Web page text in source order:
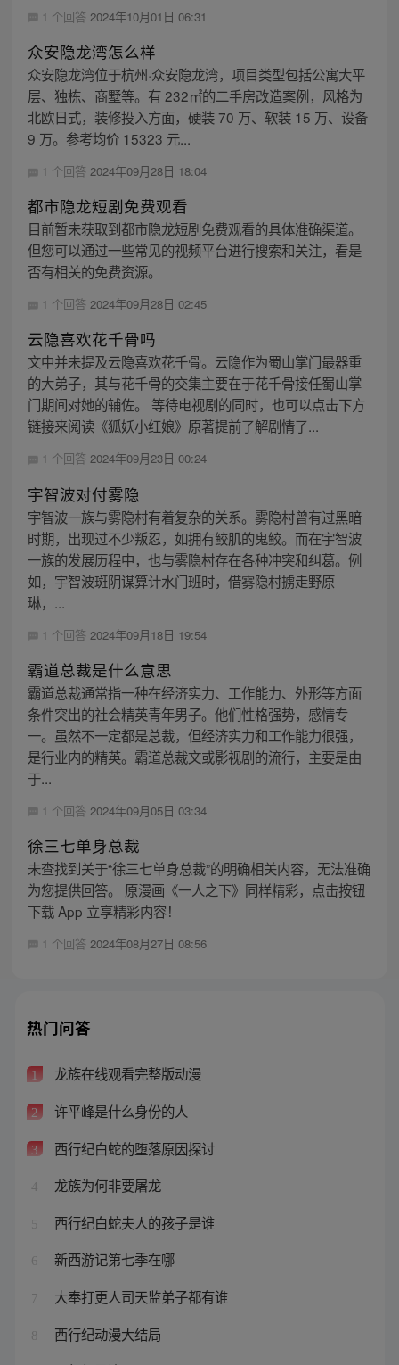
1 个回答 2024年10月01日 06:31
众安隐龙湾怎么样
众安隐龙湾位于杭州·众安隐龙湾，项目类型包括公寓大平
层、独栋、商墅等。有 232㎡的二手房改造案例，风格为
北欧日式，装修投入方面，硬装 70 万、软装 15 万、设备
9 万。参考均价 15323 元...
1 个回答 2024年09月28日 18:04
都市隐龙短剧免费观看
目前暂未获取到都市隐龙短剧免费观看的具体准确渠道。
但您可以通过一些常见的视频平台进行搜索和关注，看是
否有相关的免费资源。
1 个回答 2024年09月28日 02:45
云隐喜欢花千骨吗
文中并未提及云隐喜欢花千骨。云隐作为蜀山掌门最器重
的大弟子，其与花千骨的交集主要在于花千骨接任蜀山掌
门期间对她的辅佐。 等待电视剧的同时，也可以点击下方
链接来阅读《狐妖小红娘》原著提前了解剧情了...
1 个回答 2024年09月23日 00:24
宇智波对付雾隐
宇智波一族与雾隐村有着复杂的关系。雾隐村曾有过黑暗
时期，出现过不少叛忍，如拥有鲛肌的鬼鲛。而在宇智波
一族的发展历程中，也与雾隐村存在各种冲突和纠葛。例
如，宇智波斑阴谋算计水门班时，借雾隐村掳走野原
琳，...
1 个回答 2024年09月18日 19:54
霸道总裁是什么意思
霸道总裁通常指一种在经济实力、工作能力、外形等方面
条件突出的社会精英青年男子。他们性格强势，感情专
一。虽然不一定都是总裁，但经济实力和工作能力很强，
是行业内的精英。霸道总裁文或影视剧的流行，主要是由
于...
1 个回答 2024年09月05日 03:34
徐三七单身总裁
未查找到关于“徐三七单身总裁”的明确相关内容，无法准确
为您提供回答。 原漫画《一人之下》同样精彩，点击按钮
下载 App 立享精彩内容！
1 个回答 2024年08月27日 08:56
热门问答
1 龙族在线观看完整版动漫
2 许平峰是什么身份的人
3 西行纪白蛇的堕落原因探讨
4 龙族为何非要屠龙
5 西行纪白蛇夫人的孩子是谁
6 新西游记第七季在哪
7 大奉打更人司天监弟子都有谁
8 西行纪动漫大结局